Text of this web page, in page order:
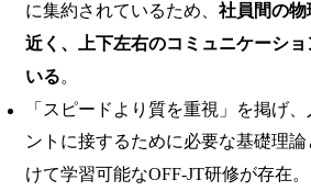
に集約されているため、 社員間の
近く、上下左右のコミュニケーシ
いる。
「スピードより質を重視」を掲げ
ントに接するために必要な基礎理
けて学習可能なOFF-JT研修が存在。